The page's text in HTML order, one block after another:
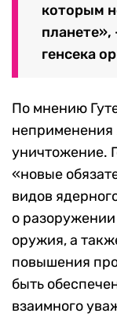
которым
планете»,
генсека
По мнению
неприменения
уничтожение.
«новые
видов
о
оружия, а
повышения
быть
взаимного